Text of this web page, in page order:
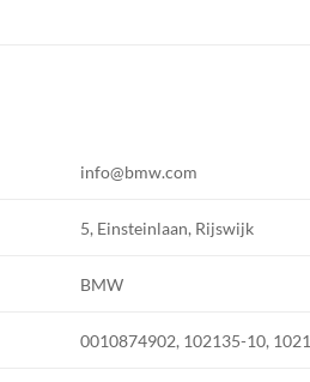
info@bmw.com
5, Einsteinlaan, Rijswijk
BMW
0010874902, 102135-10,